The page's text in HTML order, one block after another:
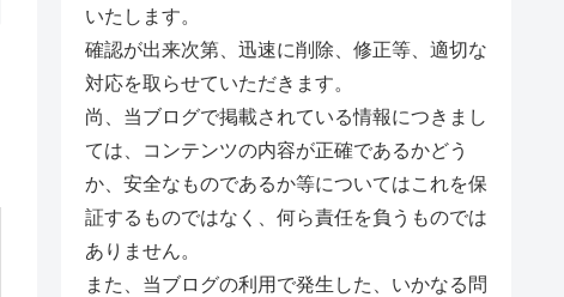
いたします。
確認が出来次第、迅速に削除、修正等、適切な
対応を取らせていただきます。
尚、当ブログで掲載されている情報につきまし
ては、コンテンツの内容が正確であるかどう
か、安全なものであるか等についてはこれを保
証するものではなく、何ら責任を負うものでは
ありません。
また、当ブログの利用で発生した、いかなる問